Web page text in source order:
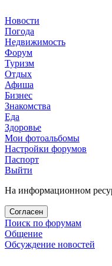
Новости
Погода
Недвижимость
Форум
Туризм
Отдых
Афиша
Бизнес
Знакомства
Еда
Здоровье
Мои фотоальбомы
Настройки форумов
Паспорт
Выйти
На информационном
Согласен
Поиск по форумам
Общение
Обсуждение новостей